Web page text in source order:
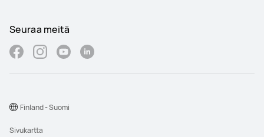
Seuraa meitä
Sivukartta
Finland - Suomi